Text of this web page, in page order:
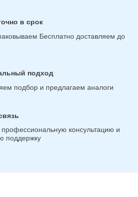
в срок
Бесплатно доставляем до
подход
подбор и предлагаем аналоги
консультацию и
поддержку